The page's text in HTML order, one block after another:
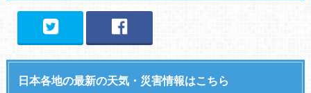
日本各地の最新の天気・災害情報はこちら